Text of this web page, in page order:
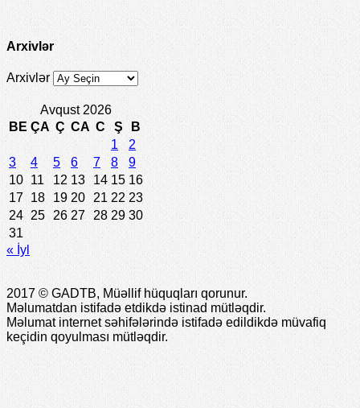
Arxivlər
Arxivlər
Avqust 2026
BE
ÇA Ç CA C Ş
B
1
2
3
4 5 6 7 8
9
10 11 12 13 14 15 16
17
18 19 20 21 22 23
24
25 26 27 28 29
30
31
« İyl
2017 © GADTB, Müəllif hüquqları qorunur.
Məlumatdan istifadə etdikdə istinad mütləqdir.
Məlumat internet səhifələrində istifadə edildikdə müvafiq
keçidin qoyulması mütləqdir.